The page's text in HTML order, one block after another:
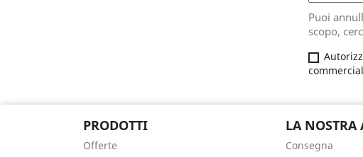
Puoi
scopo,
PRODOTTI
Offerte
LA NOSTRA
Consegna